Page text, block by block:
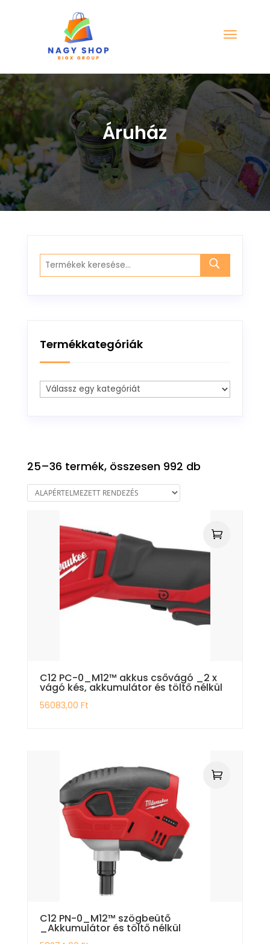
Áruház
Termékkategóriák
25–36 termék, összesen 992 db
C12 PC-0_M12™ akkus csővágó _2 x
vágó kés, akkumulátor és töltő nélkül
56083,00 Ft
C12 PN-0_M12™ szögbeütő
_Akkumulátor és töltő nélkül